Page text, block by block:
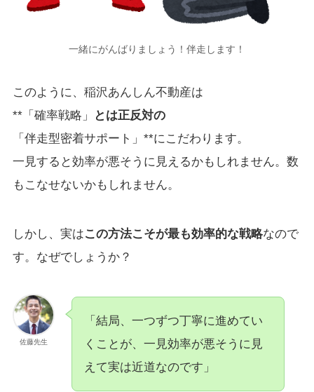
一緒にがんばりましょう！伴走します！
このように、稲沢あんしん不動産は
**「確率戦略」
とは正反対の
「伴走型密着サポート」**にこだわります。
一見すると効率が悪そうに見えるかもしれません。数
もこなせないかもしれません。
しかし、実はこの方法こそが最も効率的な戦略なので
す。なぜでしょうか？
佐藤先生
「結局、一つずつ丁寧に進めてい
くことが、一見効率が悪そうに見
えて実は近道なのです」